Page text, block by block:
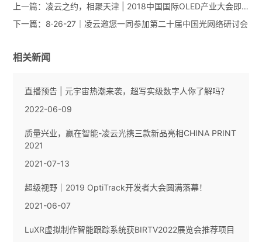
上一篇： 凌云之约，相聚天津 | 2018中国国际OLED产业大会即将开幕
下一篇： 8·26-27｜凌云邀您一同参加第二十届中国光网络研讨会
相关新闻
直播预告 | 元宇宙热潮来袭，超写实级数字人你了解吗？
2022-06-09
质量兴业，赢在智能-凌云光携三款新品亮相CHINA PRINT
2021
2021-07-13
超级视野｜2019 OptiTrack开发者大会圆满落幕！
2021-06-07
LuXR虚拟制作智能跟踪系统获BIRTV2022展览会推荐项目